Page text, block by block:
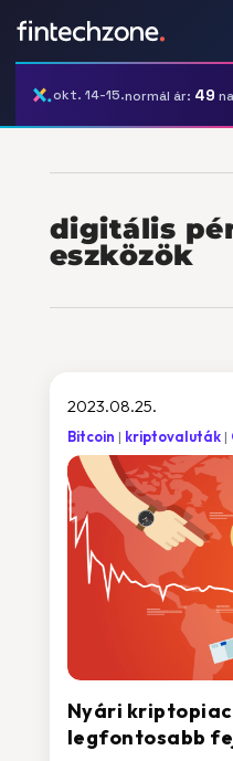
okt. 14-15.normál ár: 49
digitális
eszközök
Nyári
legfontosabb
2023.08.25.
Bitcoin kriptovaluták